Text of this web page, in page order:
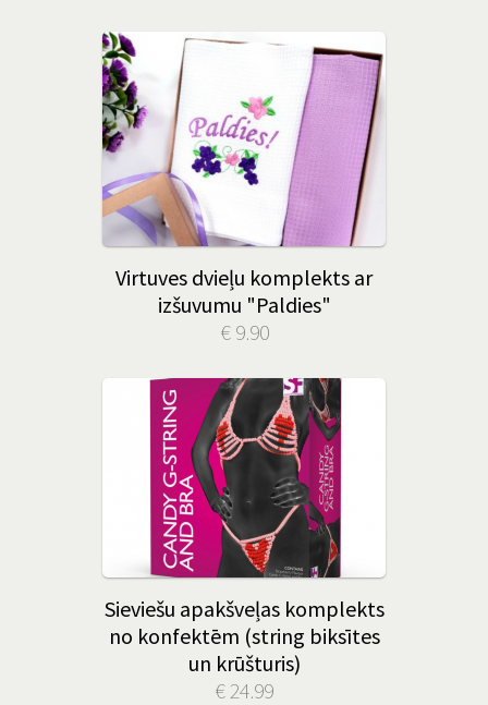
Virtuves dvieļu komplekts ar
izšuvumu "Paldies"
€ 9.90
Sieviešu apakšveļas komplekts
no konfektēm (string biksītes
un krūšturis)
€ 24.99